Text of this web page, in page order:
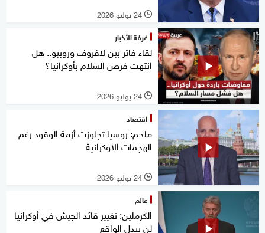
l 24 يوليو 2026
غرفة الأخبار
لقاء فاتر بين لافروف وروبيو.. هل
انتهت فرص السلام بأوكرانيا؟
l 24 يوليو 2026
اقتصاد
ملحم: روسيا تجاوزت أزمة الوقود رغم
الهجمات الأوكرانية
l 24 يوليو 2026
عالم
الكرملين: تغيير قائد الجيش في أوكرانيا
لن يبدل الواقع